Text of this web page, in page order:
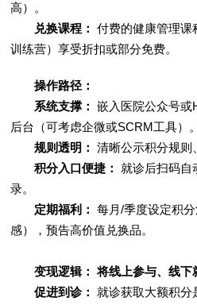
高）。
兑换课程： 付费的健康管理课
训练营）享受折扣或部分免费。
操作路径：
系统支撑： 嵌入医院公众号或
后台（可考虑企微或SCRM工具）。
规则透明： 清晰公示积分规则
积分入口便捷： 就诊后扫码自
录。
定期福利： 每月/季度设定积
感），预告高价值兑换品。
变现逻辑： 将线上参与、线下
促进到诊： 就诊获取大额积分